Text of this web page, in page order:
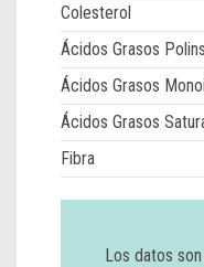
Colesterol
Ácidos Grasos
Ácidos Grasos
Ácidos Grasos
Fibra
Los datos